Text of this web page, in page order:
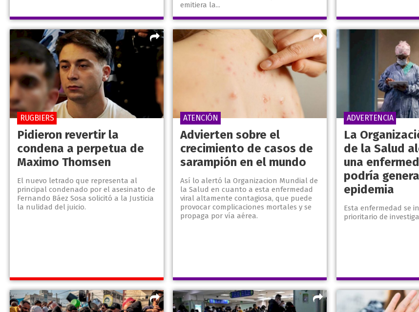
emitiera la...
Pidieron revertir la
condena a perpetua de
Maximo Thomsen
El nuevo letrado que representa al
principal condenado por el asesinato de
Fernando Báez Sosa solicitó a la Justicia
la nulidad del juicio.
RUGBIERS
Advierten sobre el
crecimiento de casos de
sarampión en el mundo
Así lo alertó la Organizacion Mundial de
la Salud en cuanto a esta enfermedad
viral altamente contagiosa, que puede
provocar complicaciones mortales y se
propaga por vía aérea.
ATENCIÓN
La
de la Salud
una
podría
epidemia
Esta enfermedad se
prioritario de
ADVERTENCIA